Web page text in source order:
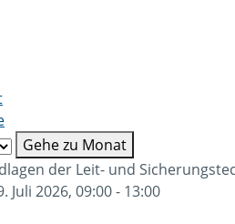
Gehe zu Monat
der Leit- und
Juli 2026, 09:00 - 13:00